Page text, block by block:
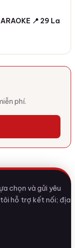
📍 29 La
phí.
chọn và gửi yêu
hỗ trợ kết nối; địa